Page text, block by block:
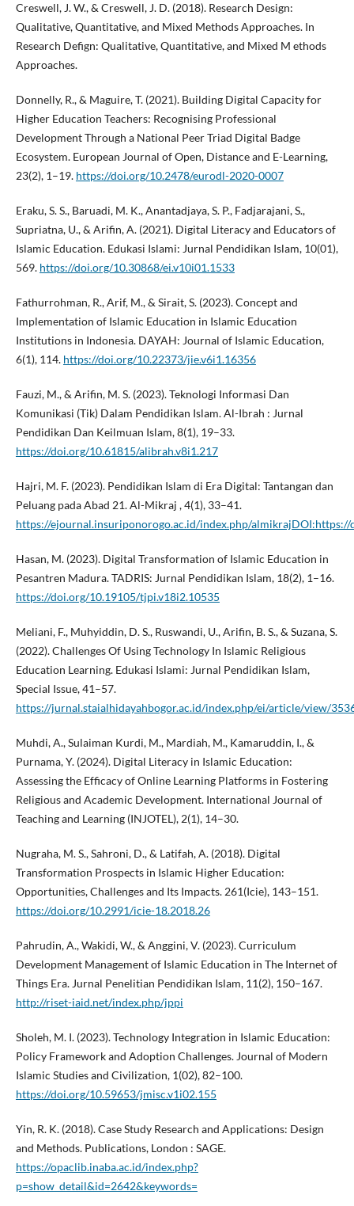
Creswell, J. W., & Creswell, J. D. (2018). Research Design:
Qualitative, Quantitative, and Mixed Methods Approaches. In
Research Defign: Qualitative, Quantitative, and Mixed M ethods
Approaches.
Donnelly, R., & Maguire, T. (2021). Building Digital Capacity for
Higher Education Teachers: Recognising Professional
Development Through a National Peer Triad Digital Badge
Ecosystem. European Journal of Open, Distance and E-Learning,
23(2), 1–19. https://doi.org/10.2478/eurodl-2020-0007
Eraku, S. S., Baruadi, M. K., Anantadjaya, S. P., Fadjarajani, S.,
Supriatna, U., & Arifin, A. (2021). Digital Literacy and Educators of
Islamic Education. Edukasi Islami: Jurnal Pendidikan Islam, 10(01),
569. https://doi.org/10.30868/ei.v10i01.1533
Fathurrohman, R., Arif, M., & Sirait, S. (2023). Concept and
Implementation of Islamic Education in Islamic Education
Institutions in Indonesia. DAYAH: Journal of Islamic Education,
6(1), 114. https://doi.org/10.22373/jie.v6i1.16356
Fauzi, M., & Arifin, M. S. (2023). Teknologi Informasi Dan
Komunikasi (Tik) Dalam Pendidikan Islam. Al-Ibrah : Jurnal
Pendidikan Dan Keilmuan Islam, 8(1), 19–33.
https://doi.org/10.61815/alibrah.v8i1.217
Hajri, M. F. (2023). Pendidikan Islam di Era Digital: Tantangan dan
Peluang pada Abad 21. Al-Mikraj , 4(1), 33–41.
https://ejournal.insuriponorogo.ac.id/index.php/
Hasan, M. (2023). Digital Transformation of Islamic Education in
Pesantren Madura. TADRIS: Jurnal Pendidikan Islam, 18(2), 1–16.
https://doi.org/10.19105/tjpi.v18i2.10535
Meliani, F., Muhyiddin, D. S., Ruswandi, U., Arifin, B. S., & Suzana, S.
(2022). Challenges Of Using Technology In Islamic Religious
Education Learning. Edukasi Islami: Jurnal Pendidikan Islam,
Special Issue, 41–57.
https://jurnal.staialhidayahbogor.ac.id/index.php/ei/article/view/
Muhdi, A., Sulaiman Kurdi, M., Mardiah, M., Kamaruddin, I., &
Purnama, Y. (2024). Digital Literacy in Islamic Education:
Assessing the Efficacy of Online Learning Platforms in Fostering
Religious and Academic Development. International Journal of
Teaching and Learning (INJOTEL), 2(1), 14–30.
Nugraha, M. S., Sahroni, D., & Latifah, A. (2018). Digital
Transformation Prospects in Islamic Higher Education:
Opportunities, Challenges and Its Impacts. 261(Icie), 143–151.
https://doi.org/10.2991/icie-18.2018.26
Pahrudin, A., Wakidi, W., & Anggini, V. (2023). Curriculum
Development Management of Islamic Education in The Internet of
Things Era. Jurnal Penelitian Pendidikan Islam, 11(2), 150–167.
http://riset-iaid.net/index.php/jppi
Sholeh, M. I. (2023). Technology Integration in Islamic Education:
Policy Framework and Adoption Challenges. Journal of Modern
Islamic Studies and Civilization, 1(02), 82–100.
https://doi.org/10.59653/jmisc.v1i02.155
Yin, R. K. (2018). Case Study Research and Applications: Design
and Methods. Publications, London : SAGE.
https://opaclib.inaba.ac.id/index.php?
p=show_detail&id=2642&keywords=